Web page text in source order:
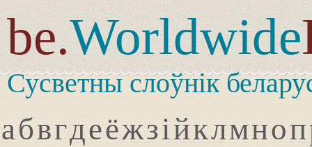
be.Worldwide
Сусветны слоўнік
абвгдеёжзійклмноп